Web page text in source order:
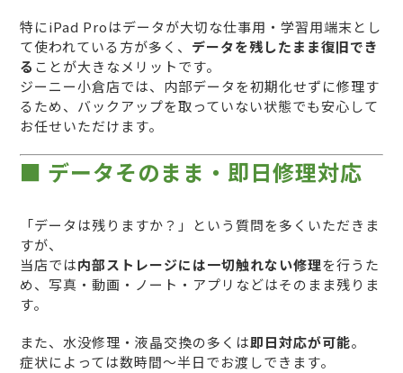
特にiPad Proはデータが大切な仕事用・学習用端末とし
て使われている方が多く、 データを残したまま復旧でき
る ことが大きなメリットです。
ジーニー小倉店では、内部データを初期化せずに修理す
るため、バックアップを取っていない状態でも安心して
お任せいただけます。
■ データそのまま・即日修理対応
「データは残りますか？」という質問を多くいただきま
すが、
当店では内部ストレージには一切触れない修理を行うた
め、写真・動画・ノート・アプリなどはそのまま残りま
す。
また、水没修理・液晶交換の多くは即日対応が可能。
症状によっては数時間〜半日でお渡しできます。